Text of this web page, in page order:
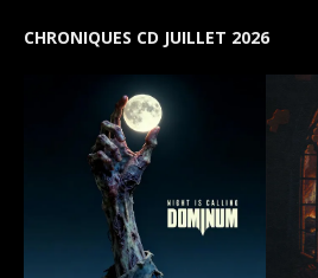
CHRONIQUES CD JUILLET 2026